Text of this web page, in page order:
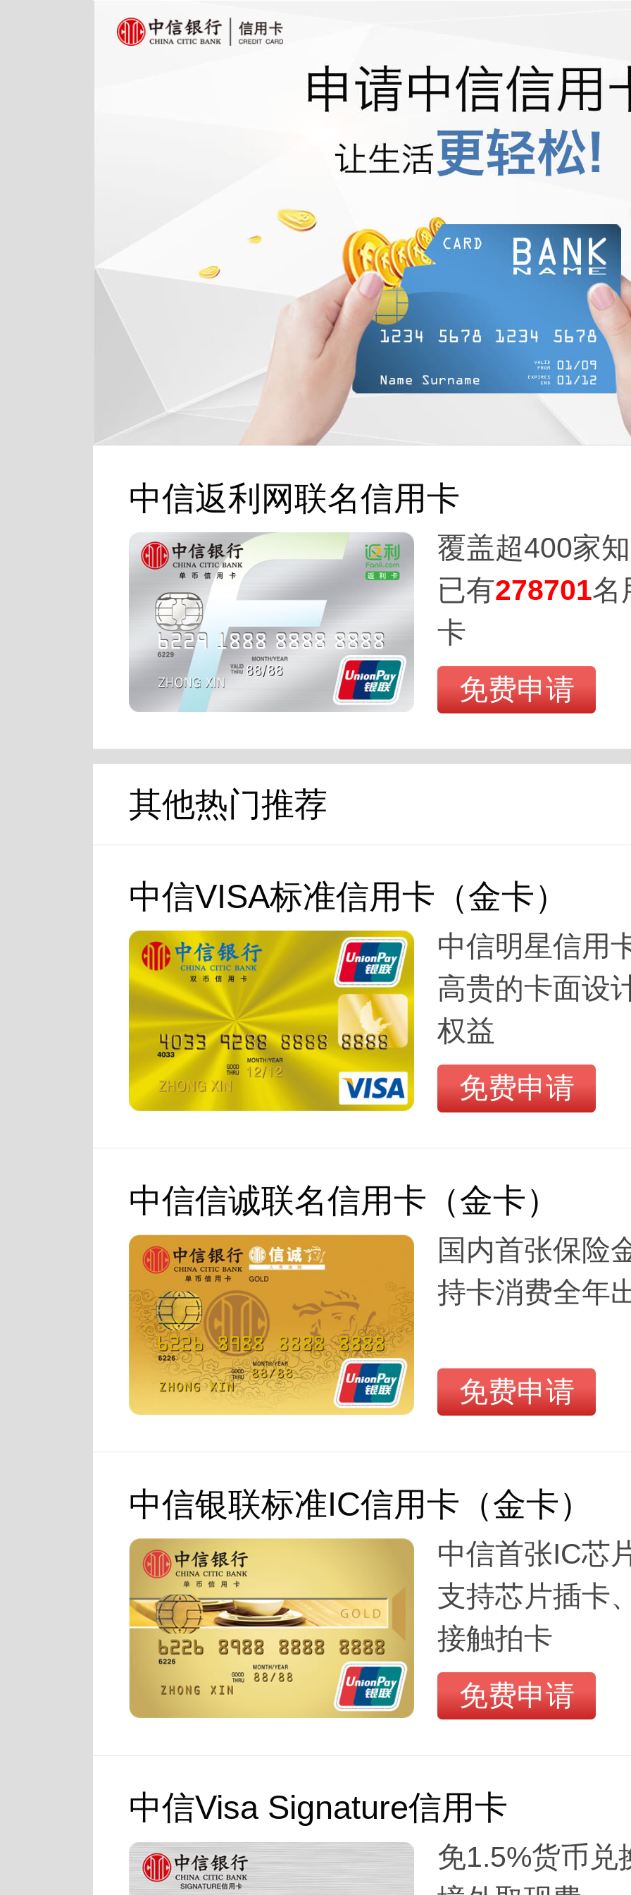
中信返利网联名信用卡
覆盖超400家
已有278701名
卡
免费申请
其他热门推荐
中信VISA标准信用卡（金卡）
中信明星信用
高贵的卡面设
权益
免费申请
中信信诚联名信用卡（金卡）
国内首张保险
持卡消费全年
免费申请
中信银联标准IC信用卡（金卡）
中信首张IC芯
支持芯片插卡
接触拍卡
免费申请
中信Visa Signature信用卡
免1.5%货币兑